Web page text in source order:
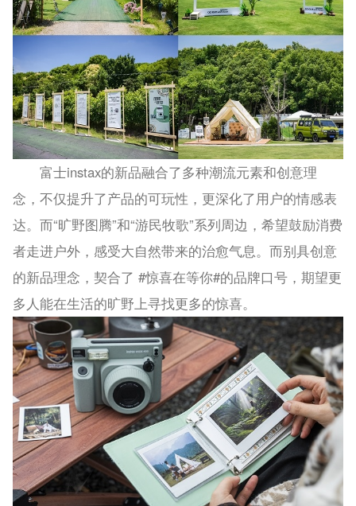
富士instax的新品融合了多种潮流元素和创意理
念，不仅提升了产品的可玩性，更深化了用户的情感表
达。而“旷野图腾”和“游民牧歌”系列周边，希望鼓励消费
者走进户外，感受大自然带来的治愈气息。而别具创意
的新品理念，契合了 #惊喜在等你#的品牌口号，期望更
多人能在生活的旷野上寻找更多的惊喜。